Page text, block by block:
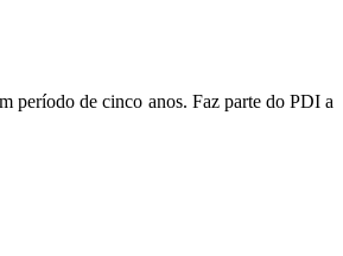
período de cinco anos. Faz parte do PDI a